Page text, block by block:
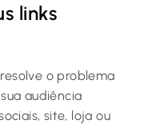
links
o problema
audiência
site, loja ou